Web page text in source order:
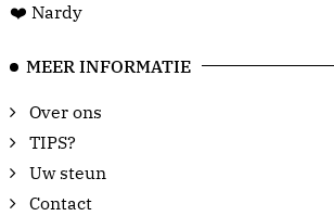
❤️ Nardy
MEER INFORMATIE
Over ons
TIPS?
Uw steun
Contact